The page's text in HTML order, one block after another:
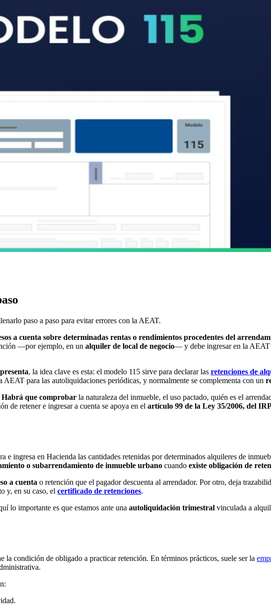
paso a paso para evitar errores con la AEAT.
a cuenta sobre determinadas rentas o rendimientos procedentes del
—por ejemplo, en un alquiler de local de negocio— y debe ingresar en la AEAT
, la idea clave es esta: el modelo 115 sirve para declarar las retenciones de
AEAT para las autoliquidaciones periódicas, y normalmente se complementa con un
Habrá que comprobar la naturaleza del inmueble, el uso pactado, quién es el
de retener e ingresar a cuenta se apoya en el artículo 99 de la Ley 35/2006, del
e ingresa en Hacienda las cantidades retenidas por determinados alquileres de
o subarrendamiento de inmueble urbano cuando existe obligación de
a cuenta o retención que el pagador descuenta al arrendador. Por otro, deja
y, en su caso, el certificado de retenciones.
lo importante es que estamos ante una autoliquidación trimestral vinculada a
la condición de obligado a practicar retención. En términos prácticos, suele ser la